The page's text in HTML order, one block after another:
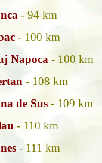
- 94 km
- 100 km
Napoca - 100 km
- 108 km
de Sus- 109 km
- 110 km
- 111 km